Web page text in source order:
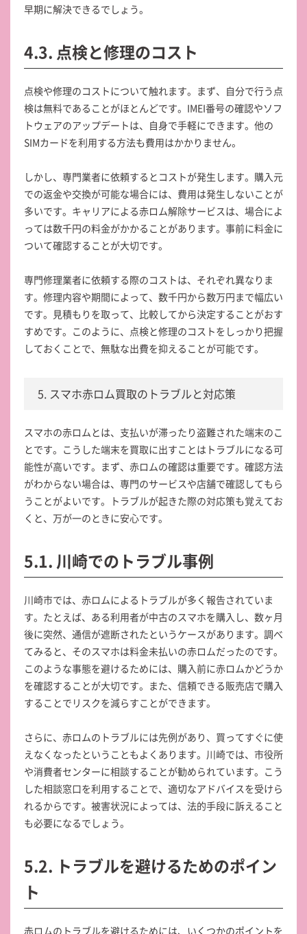
早期に解決できるでしょう。
4.3. 点検と修理のコスト
点検や修理のコストについて触れます。まず、自分で行う点
検は無料であることがほとんどです。IMEI番号の確認やソフ
トウェアのアップデートは、自身で手軽にできます。他の
SIMカードを利用する方法も費用はかかりません。
しかし、専門業者に依頼するとコストが発生します。購入元
での返金や交換が可能な場合には、費用は発生しないことが
多いです。キャリアによる赤ロム解除サービスは、場合によ
っては数千円の料金がかかることがあります。事前に料金に
ついて確認することが大切です。
専門修理業者に依頼する際のコストは、それぞれ異なりま
す。修理内容や期間によって、数千円から数万円まで幅広い
です。見積もりを取って、比較してから決定することがおす
すめです。このように、点検と修理のコストをしっかり把握
しておくことで、無駄な出費を抑えることが可能です。
5. スマホ赤ロム買取のトラブルと対応策
スマホの赤ロムとは、支払いが滞ったり盗難された端末のこ
とです。こうした端末を買取に出すことはトラブルになる可
能性が高いです。まず、赤ロムの確認は重要です。確認方法
がわからない場合は、専門のサービスや店舗で確認してもら
うことがよいです。トラブルが起きた際の対応策も覚えてお
くと、万が一のときに安心です。
5.1. 川崎でのトラブル事例
川崎市では、赤ロムによるトラブルが多く報告されていま
す。たとえば、ある利用者が中古のスマホを購入し、数ヶ月
後に突然、通信が遮断されたというケースがあります。調べ
てみると、そのスマホは料金未払いの赤ロムだったのです。
このような事態を避けるためには、購入前に赤ロムかどうか
を確認することが大切です。また、信頼できる販売店で購入
することでリスクを減らすことができます。
さらに、赤ロムのトラブルには先例があり、買ってすぐに使
えなくなったということもよくあります。川崎では、市役所
や消費者センターに相談することが勧められています。こう
した相談窓口を利用することで、適切なアドバイスを受けら
れるからです。被害状況によっては、法的手段に訴えること
も必要になるでしょう。
5.2. トラブルを避けるためのポイン
ト
赤ロムのトラブルを避けるためには、いくつかのポイントを